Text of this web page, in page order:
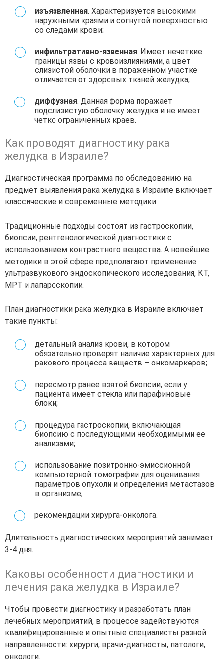
изъязвленная. Характеризуется высокими
наружными краями и согнутой поверхностью
со следами крови;
инфильтративно-язвенная. Имеет нечеткие
границы язвы с кровоизлияниями, а цвет
слизистой оболочки в пораженном участке
отличается от здоровых тканей желудка;
диффузная. Данная форма поражает
подслизистую оболочку желудка и не имеет
четко ограниченных краев.
Как проводят диагностику рака
желудка в Израиле?
Диагностическая программа по обследованию на
предмет выявления рака желудка в Израиле включает
классические и современные методики
Традиционные подходы состоят из гастроскопии,
биопсии, рентгенологической диагностики с
использованием контрастного вещества. А новейшие
методики в этой сфере предполагают применение
ультразвукового эндоскопического исследования, КТ,
МРТ и лапароскопии.
План диагностики рака желудка в Израиле включает
такие пункты:
детальный анализ крови, в котором
обязательно проверят наличие характерных для
ракового процесса веществ – онкомаркеров;
пересмотр ранее взятой биопсии, если у
пациента имеет стекла или парафиновые
блоки;
процедура гастроскопии, включающая
биопсию с последующими необходимыми ее
анализами;
использование позитронно-эмиссионной
компьютерной томографии для оценивания
параметров опухоли и определения метастазов
в организме;
рекомендации хирурга-онколога.
Длительность диагностических мероприятий занимает
3-4 дня.
Каковы особенности диагностики и
лечения рака желудка в Израиле?
Чтобы провести диагностику и разработать план
лечебных мероприятий, в процессе задействуются
квалифицированные и опытные специалисты разной
направленности: хирурги, врачи-диагносты, патологи,
онкологи.